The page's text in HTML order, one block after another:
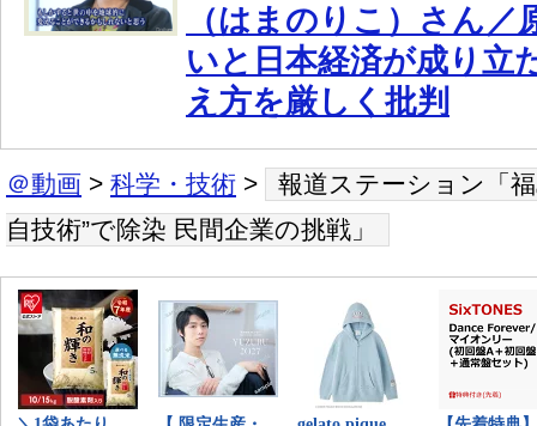
（はまのりこ）さん／
いと日本経済が成り立
え方を厳しく批判
＠動画 > 科学・技術 >
報道ステーション「
自技術”で除染 民間企業の挑戦」